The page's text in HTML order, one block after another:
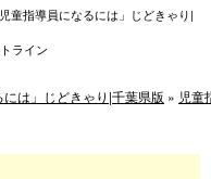
童指導員になるには」じどきゃり|
ライン
は」じどきゃり|千葉県版 » 児童